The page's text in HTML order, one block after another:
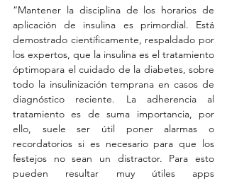
“Mantener la disciplina de los horarios de
aplicación de insulina es primordial. Está
demostrado científicamente, respaldado por
los expertos, que la insulina es el tratamiento
óptimopara el cuidado de la diabetes, sobre
todo la insulinización temprana en casos de
diagnóstico reciente. La adherencia al
tratamiento es de suma importancia, por
ello, suele ser útil poner alarmas o
recordatorios si es necesario para que los
festejos no sean un distractor. Para esto
pueden resultar muy útiles apps